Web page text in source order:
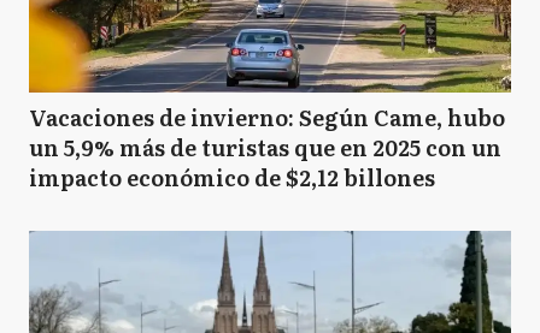
Vacaciones de invierno: Según Came, hubo
un 5,9% más de turistas que en 2025 con un
impacto económico de $2,12 billones